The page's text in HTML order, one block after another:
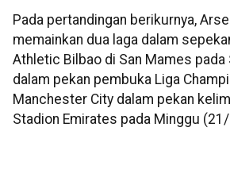
Pada pertandingan berikurnya,
memainkan dua laga dalam
Athletic Bilbao di San Mames
dalam pekan pembuka Liga
Manchester City dalam pekan
Stadion Emirates pada Minggu